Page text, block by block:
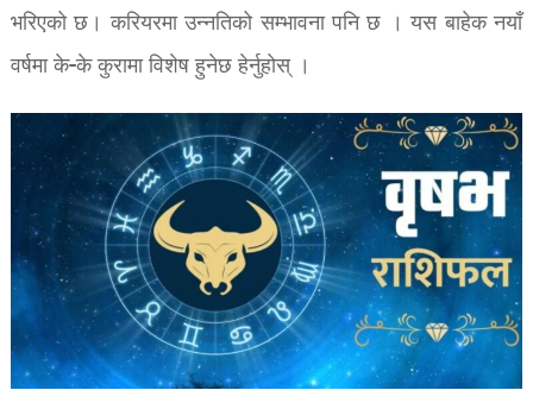
भरिएको छ। करियरमा उन्नतिको सम्भावना पनि छ । यस बाहेक नयाँ
वर्षमा के-के कुरामा विशेष हुनेछ हेर्नुहोस् ।